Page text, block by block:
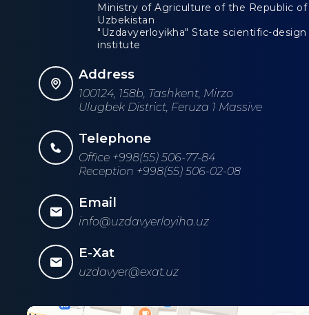
Ministry of Agriculture of the Republic of
Uzbekistan
"Uzdavyerloyikha" State scientific-design
institute
Address
100124, 158b, Tashkent, Mirzo
Ulugbek District, Feruza 1 Massive
Telephone
Office +998(55) 506-77-84
Reception +998(55) 506-02-08
Email
info@uzdavyerloyiha.uz
E-Xat
uzdavyer@exat.uz